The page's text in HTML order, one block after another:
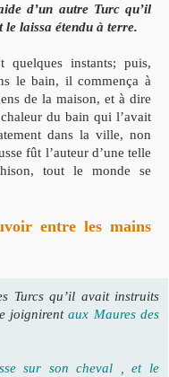
d’un autre Turc qu’il
laissa étendu à terre.
quelques instants; puis,
le bain, il commença à
de la maison, et à dire
du bain qui l’avait
dans la ville, non
fût l’auteur d’une telle
tout le monde se
entre les mains
Turcs qu’il avait instruits
joignirentaux Maures des
sur son cheval , et le